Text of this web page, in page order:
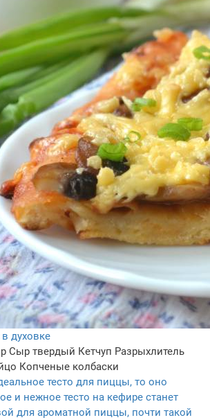
духовке
Сыр твердый Кетчуп Разрыхлитель
Копченые колбаски
тесто для пиццы, то оно
и нежное тесто на кефире станет
для ароматной пиццы, почти такой